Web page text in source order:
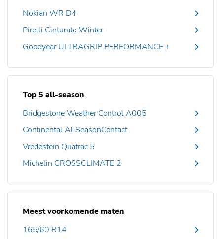
Nokian WR D4
Pirelli Cinturato Winter
Goodyear ULTRAGRIP PERFORMANCE +
Top 5 all-season
Bridgestone Weather Control A005
Continental AllSeasonContact
Vredestein Quatrac 5
Michelin CROSSCLIMATE 2
Meest voorkomende maten
165/60 R14